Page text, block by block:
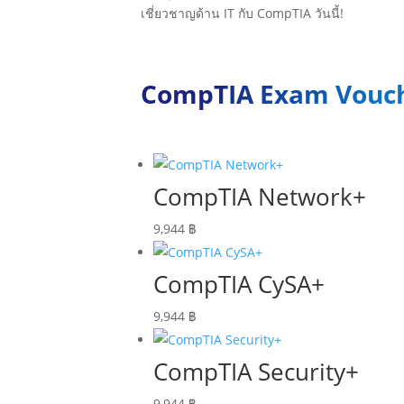
เชี่ยวชาญด้าน IT กับ CompTIA วันนี้!
CompTIA Exam
CompTIA Network+
9,944 ฿
CompTIA CySA+
9,944 ฿
CompTIA Security+